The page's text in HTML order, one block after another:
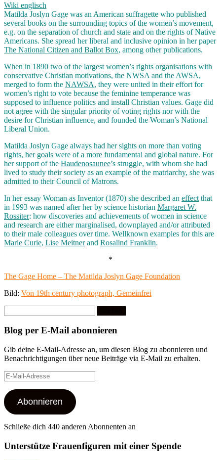
Wiki englisch
Matilda Joslyn Gage was an American suffragette who published
several books on the surrounding topics of the women’s movement,
e.g. on the separation of church and state and on the rights of Native
Americans. She spread her liberal and inclusive opinion in her paper
The National Citizen and Ballot Box, among other publications.
When in 1890 two of the largest women’s rights organisations with
conservative Christian motivations, the NWSA and the AWSA,
merged to form the NAWSA, they were united in their effort for
women’s right to vote because the feminine temperance was
supposed to influence politics and install Christian values. Gage did
not agree with the singular priority of voting rights nor with the
desire for Christian influence, and founded the Woman’s National
Liberal Union.
Matilda Joslyn Gage always had her sights on more than voting
rights, her goals were of a more fundamental and global nature. For
her support of the Haudenosaunee’s struggle, with whom she had
lived to study their society as an example of the matriarchy, she was
admitted to their Council of Matrons.
In her essay Woman as Inventor (1870) she described an effect that
in 1993 was named after her by science historian Margaret W.
Rossiter: how discoveries and achievements of women in science
and research are either marginalised, downplayed and/or attributed
to their male colleagues over time. Wellknown examples for this are
Marie Curie, Lise Meitnerand Rosalind Franklin.
*
The Gage Home – The Matilda Joslyn Gage Foundation
Bild: Von 19th century photograph, Gemeinfrei
nach:
Blog per E-Mail abonnieren
Gib deine E-Mail-Adresse an, um diesen Blog zu abonnieren und
Benachrichtigungen über neue Beiträge via E-Mail zu erhalten.
E-
Mail-
Adresse
Abonnieren
Schließe dich 440 anderen Abonnenten an
Unterstütze Frauenfiguren mit einer Spende